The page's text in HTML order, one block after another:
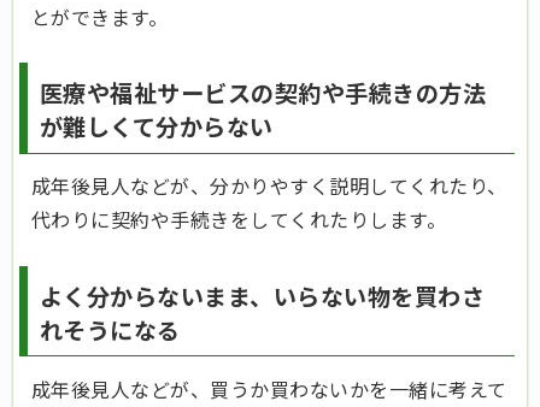
とができます。
医療や福祉サービスの契約や手続きの方法
が難しくて分からない
成年後見人などが、分かりやすく説明してくれたり、
代わりに契約や手続きをしてくれたりします。
よく分からないまま、いらない物を買わさ
れそうになる
成年後見人などが、買うか買わないかを一緒に考えて